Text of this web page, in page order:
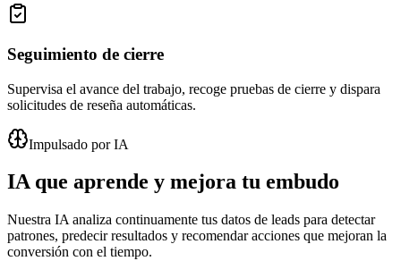
Seguimiento de cierre
Supervisa el avance del trabajo, recoge pruebas de cierre y dispara
solicitudes de reseña automáticas.
Impulsado por IA
IA que aprende y mejora tu embudo
Nuestra IA analiza continuamente tus datos de leads para detectar
patrones, predecir resultados y recomendar acciones que mejoran la
conversión con el tiempo.